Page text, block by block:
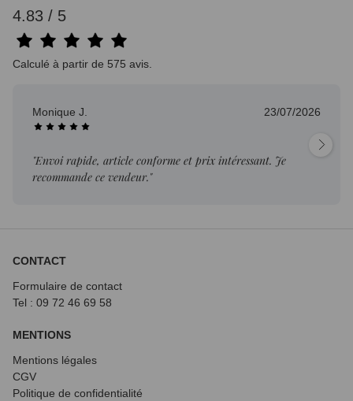
4.83 / 5
Calculé à partir de 575 avis.
Monique J. 23/07/2026
"Envoi rapide, article conforme et prix intéressant. Je
recommande ce vendeur."
CONTACT
Formulaire de contact
Tel : 09 72 46 69 58
MENTIONS
Mentions légales
CGV
Politique de confidentialité